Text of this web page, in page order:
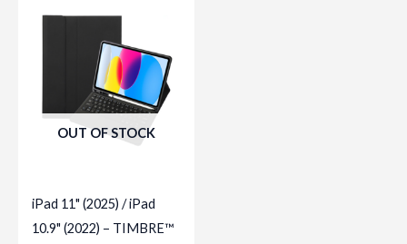
OUT OF STOCK
iPad 11" (2025) / iPad
10.9" (2022) – TIMBRE™